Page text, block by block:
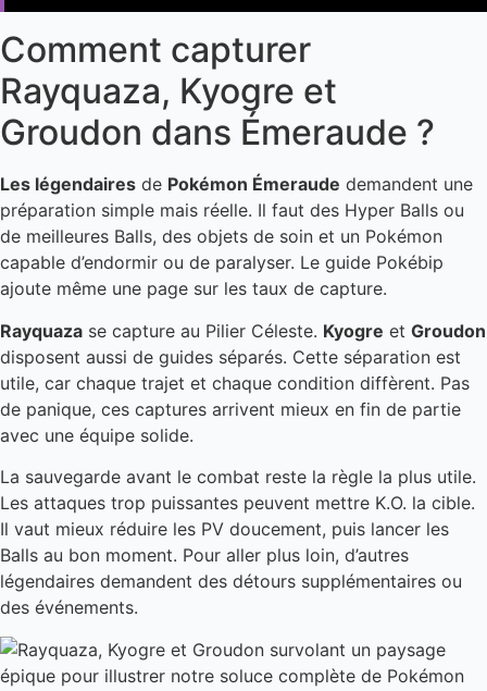
Comment capturer
Rayquaza, Kyogre et
Groudon dans Émeraude ?
Les légendaires de Pokémon Émeraude demandent une
préparation simple mais réelle. Il faut des Hyper Balls ou
de meilleures Balls, des objets de soin et un Pokémon
capable d’endormir ou de paralyser. Le guide Pokébip
ajoute même une page sur les taux de capture.
Rayquaza se capture au Pilier Céleste. Kyogre et Groudon
disposent aussi de guides séparés. Cette séparation est
utile, car chaque trajet et chaque condition diffèrent. Pas
de panique, ces captures arrivent mieux en fin de partie
avec une équipe solide.
La sauvegarde avant le combat reste la règle la plus utile.
Les attaques trop puissantes peuvent mettre K.O. la cible.
Il vaut mieux réduire les PV doucement, puis lancer les
Balls au bon moment. Pour aller plus loin, d’autres
légendaires demandent des détours supplémentaires ou
des événements.